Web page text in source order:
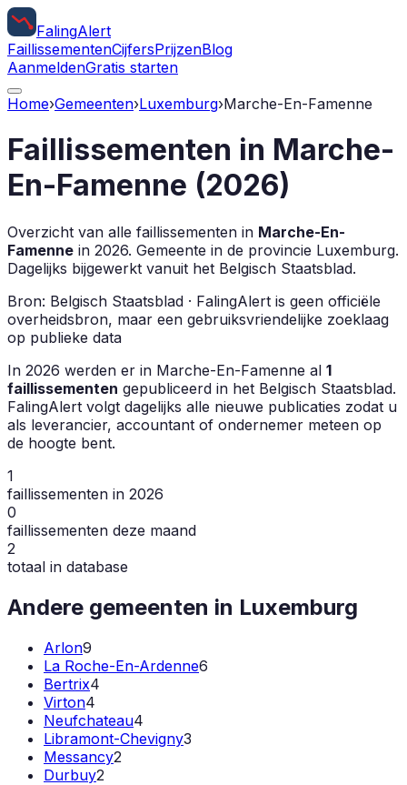
FalingAlert
FaillissementenCijfersPrijzenBlog
AanmeldenGratis starten
Home›Gemeenten›Luxemburg›Marche-En-Famenne
Faillissementen in Marche-
En-Famenne (2026)
Overzicht van alle faillissementen in Marche-En-
Famenne in 2026. Gemeente in de provincie Luxemburg.
Dagelijks bijgewerkt vanuit het Belgisch Staatsblad.
Bron: Belgisch Staatsblad · FalingAlert is geen officiële
overheidsbron, maar een gebruiksvriendelijke zoeklaag
op publieke data
In 2026 werden er in Marche-En-Famenne al 1
faillissementen gepubliceerd in het Belgisch Staatsblad.
FalingAlert volgt dagelijks alle nieuwe publicaties zodat u
als leverancier, accountant of ondernemer meteen op
de hoogte bent.
1
faillissementen in 2026
0
faillissementen deze maand
2
totaal in database
Andere gemeenten in Luxemburg
Arlon9
La Roche-En-Ardenne6
Bertrix4
Virton4
Neufchateau4
Libramont-Chevigny3
Messancy2
Durbuy2